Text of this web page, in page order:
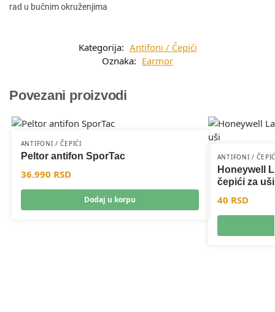
rad u bučnim okruženjima
Kategorija: Antifoni / Čepići
Oznaka: Earmor
Povezani proizvodi
ANTIFONI / ČEPIĆI
Peltor antifon SporTac
36.990 RSD
Dodaj u korpu
ANTIFONI /
Honeywell
čepići za uši
40 RSD